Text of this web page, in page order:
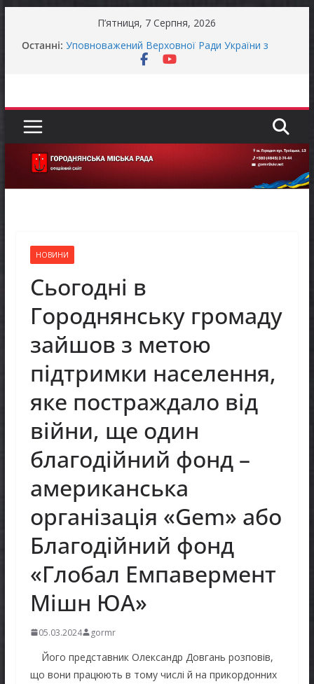
П’ятниця, 7 Серпня, 2026
Останні: присудження Премії Кабінету Міністрів України
за вагомий внесок у забезпечення
прав людини проводить опитування щодо
реалізації права осіб з інвалідністю на працю
Батьки майбутніх першокласників уже можуть
оформити «Пакунок школяра»
Останніми днями погода випробовує жителів
громади справжньою літньою спекою
НОВИНИ
Сьогодні в
Городнянську громаду
зайшов з метою
підтримки населення,
яке постраждало від
війни, ще один
благодійний фонд –
американська
організація «Gem» або
Благодійний фонд
«Глобал Емпавермент
Мішн ЮА»
05.03.2024 gormr
Його представник Олександр Довгань розповів,
що вони працюють в тому числі й на прикордонних